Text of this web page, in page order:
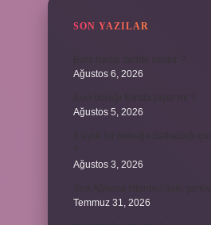
SON YAZILAR
Ağustos 6, 2026
Ağustos 5, 2026
Ağustos 3, 2026
Temmuz 31, 2026